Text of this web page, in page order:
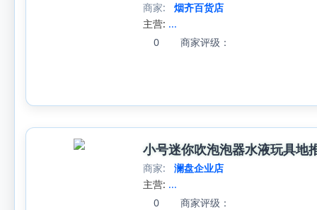
商家:
烟齐百货店
主营: ...
0
商家评级：
小号迷你吹泡泡器水液玩具地
商家:
澜盘企业店
主营: ...
0
商家评级：